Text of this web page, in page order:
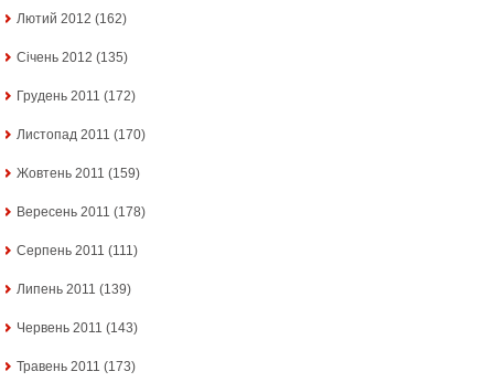
Лютий 2012 (162)
Січень 2012 (135)
Грудень 2011 (172)
Листопад 2011 (170)
Жовтень 2011 (159)
Вересень 2011 (178)
Серпень 2011 (111)
Липень 2011 (139)
Червень 2011 (143)
Травень 2011 (173)